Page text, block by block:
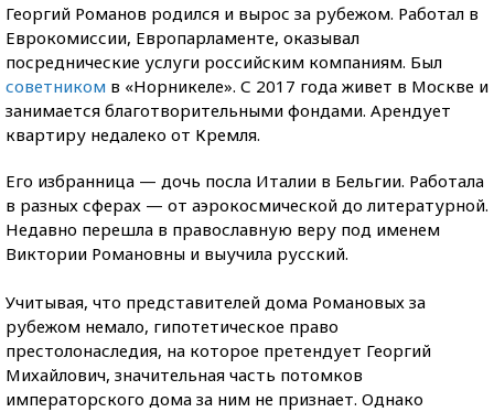
Георгий Романов родился и вырос за рубежом. Работал в
Еврокомиссии, Европарламенте, оказывал
посреднические услуги российским компаниям. Был
советником в «Норникеле». С 2017 года живет в Москве и
занимается благотворительными фондами. Арендует
квартиру недалеко от Кремля.
Его избранница — дочь посла Италии в Бельгии. Работала
в разных сферах — от аэрокосмической до литературной.
Недавно перешла в православную веру под именем
Виктории Романовны и выучила русский.
Учитывая, что представителей дома Романовых за
рубежом немало, гипотетическое право
престолонаследия, на которое претендует Георгий
Михайлович, значительная часть потомков
императорского дома за ним не признает. Однако